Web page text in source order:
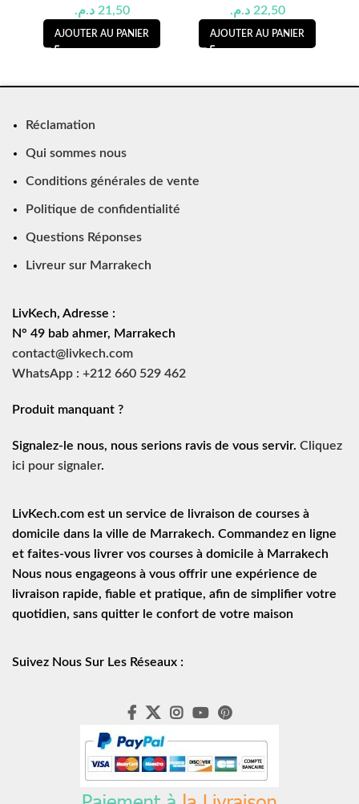
21,50 د.م.
AJOUTER AU PANIER
22,50 د.م.
AJOUTER AU PANIER
Réclamation
Qui sommes nous
Conditions générales de vente
Politique de confidentialité
Questions Réponses
Livreur sur Marrakech
LivKech, Adresse :
N° 49 bab ahmer, Marrakech
contact@livkech.com
WhatsApp : +212 660 529 462
Produit manquant ?
Signalez-le nous, nous serions ravis de vous servir. Cliquez
ici pour signaler.
LivKech.com est un service de
livraison de courses à
domicile dans la ville de Marrakech. Commandez en ligne
et faites-vous livrer vos courses à domicile à Marrakech
Nous nous engageons à vous offrir une expérience de
livraison rapide, fiable et pratique, afin de simplifier votre
quotidien, sans quitter le confort de votre maison
Suivez Nous Sur Les Réseaux :